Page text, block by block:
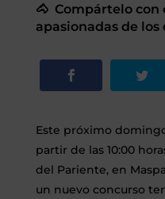
922 256 601 //

🐴 Compártelo con
apasionadas de los
Este próximo
partir de las 10:00
del Pariente, en
un nuevo concurso